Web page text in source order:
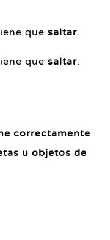
que saltar.
que saltar.
correctamente
u objetos de